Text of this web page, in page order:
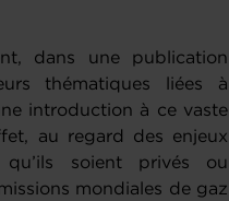
dans une publication
thématiques liées à
introduction à ce vaste
au regard des enjeux
qu’ils soient privés ou
mondiales de gaz